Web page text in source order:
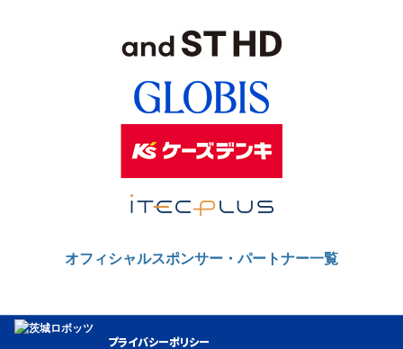
オフィシャルスポンサー・パートナー一覧
プライバシーポリシー